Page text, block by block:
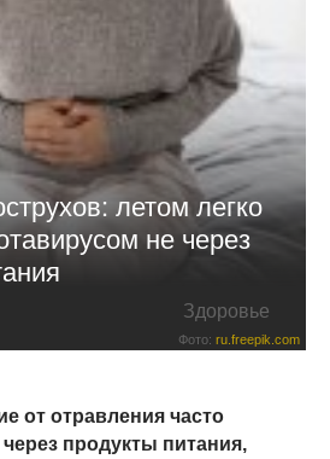
летом легко
не через
Здоровье
Фото: ru.freepik.com
от отравления часто
продукты питания,